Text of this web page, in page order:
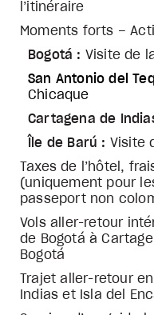
l’itinéraire
Moments forts –
Bogotá : Visite de
San Antonio del
Chicaque
Cartagena de
Île de Barú : Visite
Taxes de l’hôtel,
(uniquement pour
passeport non
Vols aller-retour
de Bogotá à
Bogotá
Trajet aller-retour
Indias et Isla del